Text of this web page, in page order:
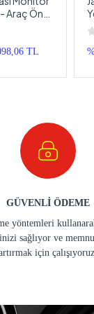
Araç Ön
TL
GÜVENLİ ÖDEME
yöntemleri
sağlıyor ve
için çalışıyoruz.